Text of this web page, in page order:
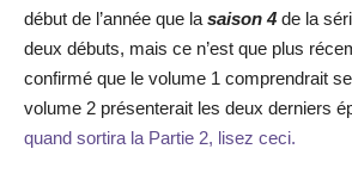
début de l’année que la saison 4 de la
deux débuts, mais ce n’est que plus
confirmé que le volume 1 comprendrait
volume 2 présenterait les deux derniers
quand sortira la Partie 2, lisez ceci.